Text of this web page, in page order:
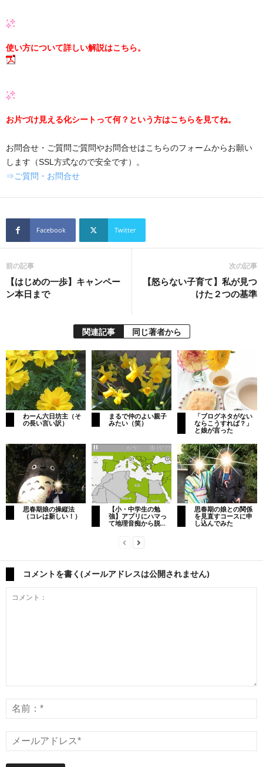
使い方について詳しい解説はこちら。
お片づけ見える化シートって何？という方はこちらを見てね。
お問合せ・ご質問ご質問やお問合せはこちらのフォームからお願い
します（SSL方式なので安全です）。
⇒ご質問・お問合せ
Facebook Twitter
前の記事
【はじめの一歩】キャンペー
ン本日まで
次の記事
【怒らない子育て】私が見つ
けた２つの基準
関連記事 同じ著者から
わーん六日坊主（そ
の長い言い訳）
まるで仲のよい親子
みたい（笑）
「ブログネタがない
ならこうすれば？」
と娘が言った
思春期娘の操縦法
（コレは新しい！）
【小・中学生の勉
強】アプリにハマっ
て地理音痴から脱...
思春期の娘との関係
を見直すコースに申
し込んでみた
コメントを書く(メールアドレスは公開されません)